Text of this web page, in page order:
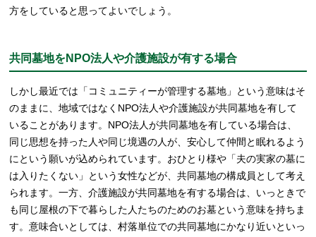
方をしていると思ってよいでしょう。
共同墓地をNPO法人や介護施設が有する場合
しかし最近では「コミュニティーが管理する墓地」という意味はそ
のままに、地域ではなくNPO法人や介護施設が共同墓地を有して
いることがあります。NPO法人が共同墓地を有している場合は、
同じ思想を持った人や同じ境遇の人が、安心して仲間と眠れるよう
にという願いが込められています。おひとり様や「夫の実家の墓に
は入りたくない」という女性などが、共同墓地の構成員として考え
られます。一方、介護施設が共同墓地を有する場合は、いっときで
も同じ屋根の下で暮らした人たちのためのお墓という意味を持ちま
す。意味合いとしては、村落単位での共同墓地にかなり近いといっ